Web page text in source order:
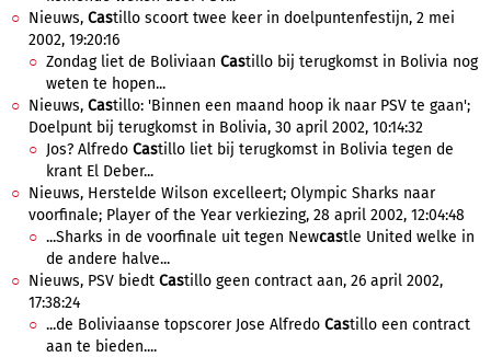
Nieuws, Castillo scoort twee keer in doelpuntenfestijn, 2 mei
2002, 19:20:16
Zondag liet de Boliviaan Castillo bij terugkomst in Bolivia nog
weten te hopen...
Nieuws, Castillo: 'Binnen een maand hoop ik naar PSV te gaan';
Doelpunt bij terugkomst in Bolivia, 30 april 2002, 10:14:32
Jos? Alfredo Castillo liet bij terugkomst in Bolivia tegen de
krant El Deber...
Nieuws, Herstelde Wilson excelleert; Olympic Sharks naar
voorfinale; Player of the Year verkiezing, 28 april 2002, 12:04:48
...Sharks in de voorfinale uit tegen Newcastle United welke in
de andere halve...
Nieuws, PSV biedt Castillo geen contract aan, 26 april 2002,
17:38:24
...de Boliviaanse topscorer Jose Alfredo Castillo een contract
aan te bieden....